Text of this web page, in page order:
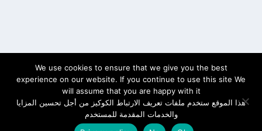
We use cookies to ensure that we give you the best
experience on our website. If you continue to use this site We
will assume that you are happy with it
هذا الموقع ستخدم ملفات تعريف الارتباط الكوكيز من أجل تحسين المزايا
والخدمات المقدمة للمستخدم